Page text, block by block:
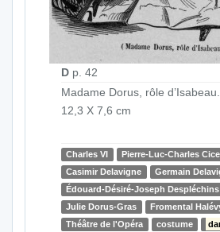
D p. 42
Madame Dorus, rôle d’Isabeau.
12,3 X 7,6 cm
Charles VI
Pierre-Luc-Charles
Casimir Delavigne
Germain
Édouard-Désiré-Joseph Despléchins
Julie Dorus-Gras
Fromental
Théâtre de l'Opéra
costume